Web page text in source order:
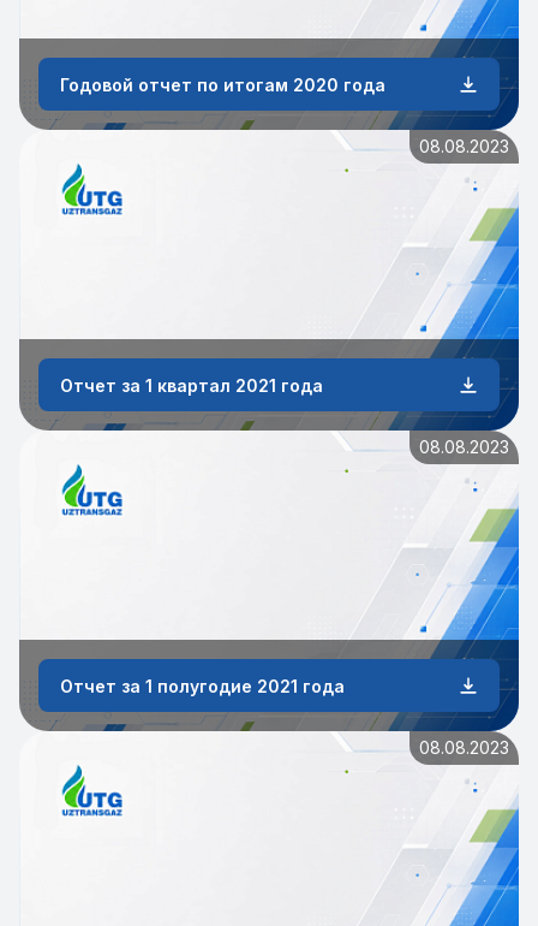
Годовой отчет по итогам 2020 года
08.08.2023
Отчет за 1 квартал 2021 года
08.08.2023
Отчет за 1 полугодие 2021 года
08.08.2023